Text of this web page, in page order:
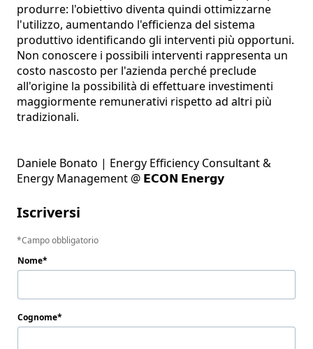
produrre: l'obiettivo diventa quindi ottimizzarne
l'utilizzo, aumentando l'efficienza del sistema
produttivo identificando gli interventi più opportuni.
Non conoscere i possibili interventi rappresenta un
costo nascosto per l'azienda perché preclude
all'origine la possibilità di effettuare investimenti
maggiormente remunerativi rispetto ad altri più
tradizionali.
Daniele Bonato | Energy Efficiency Consultant &
Energy Management @ 𝗘𝗖𝗢𝗡 𝗘𝗻𝗲𝗿𝗴𝘆
Iscriversi
Campo obbligatorio
Nome
Cognome